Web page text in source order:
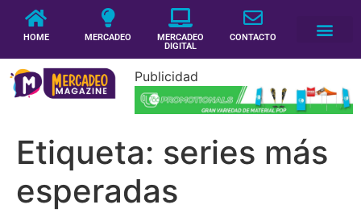
HOME MERCADEO
MERCADEO
DIGITAL
CONTACTO
Publicidad
Etiqueta: series más
esperadas